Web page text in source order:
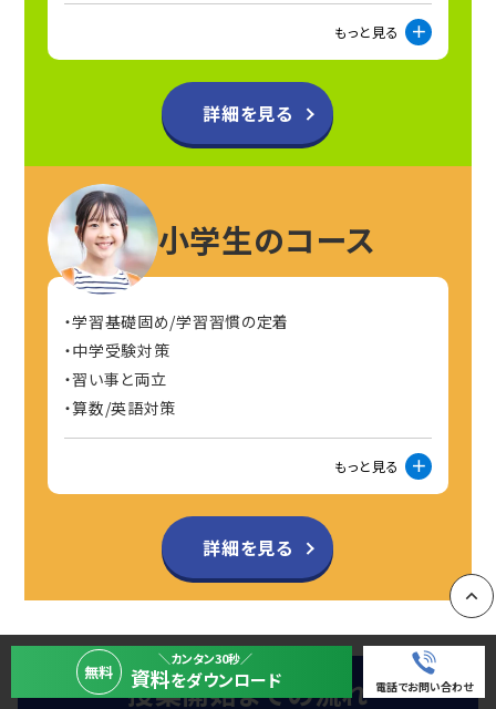
もっと見る
詳細を見る
小学生のコース
学習基礎固め/学習習慣の定着
中学受験対策
習い事と両立
算数/英語対策
もっと見る
詳細を見る
授業開始までの流れ
無料
＼カンタン30秒／
資料をダウンロード 電話でお問い合わせ